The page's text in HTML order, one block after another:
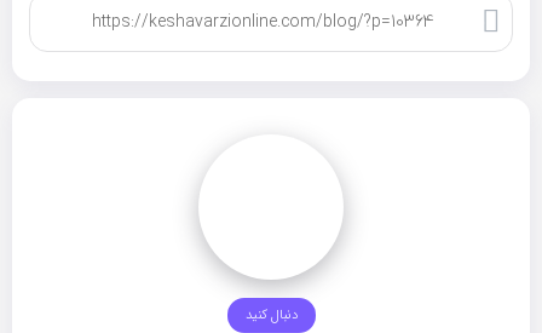
دنبال کنید